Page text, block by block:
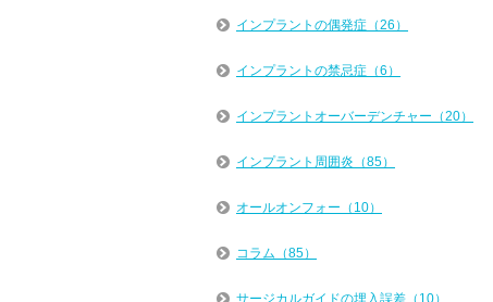
インプラントの偶発症（26）
インプラントの禁忌症（6）
インプラントオーバーデンチャー（20）
インプラント周囲炎（85）
オールオンフォー（10）
コラム（85）
サージカルガイドの埋入誤差（10）